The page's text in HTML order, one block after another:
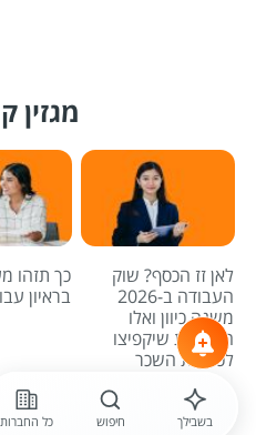
מגזין
לאן זז הכסף? שוק
העבודה ב-2026
משנה כיוון ואלו
המשרות שיקפיצו
לכם את השכר
כך תזהו
בראיון
לכל הכתבות
בשבילך חיפוש כל החברות